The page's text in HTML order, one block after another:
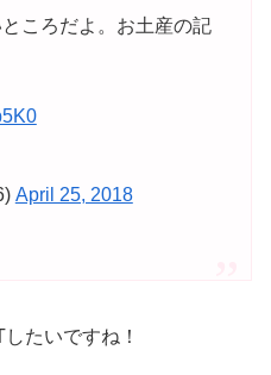
ころだよ。お土産の記
April 25, 2018
たいですね！